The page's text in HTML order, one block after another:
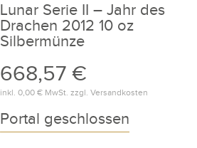
Lunar Serie II – Jahr des
Drachen 2012 10 oz
Silbermünze
668,57 €
inkl. 0,00 €MwSt. zzgl. Versandkosten
Portal geschlossen